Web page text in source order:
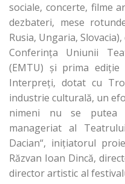
sociale, concerte, filme
dezbateri, mese
Rusia, Ungaria,
Conferinţa Uniunii
(EMTU) şi prima ediţie
Interpreţi, dotat cu
industrie culturală, un
nimeni nu se
putea
manageriat al
Dacian“, iniţiatorul
Răzvan Ioan Dincă,
director artistic al